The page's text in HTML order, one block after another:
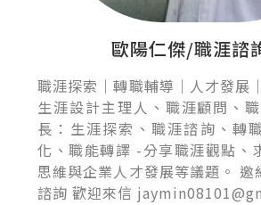
歐陽仁傑/職涯諮
職涯探索｜轉職輔導｜人才發展
生涯設計主理人、職涯顧問、
長：生涯探索、職涯諮詢、轉
化、職能轉譯 -分享職涯觀點、
思維與企業人才發展等議題。 邀
諮詢 歡迎來信